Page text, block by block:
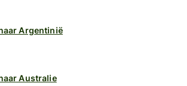
Argentinië
Australie